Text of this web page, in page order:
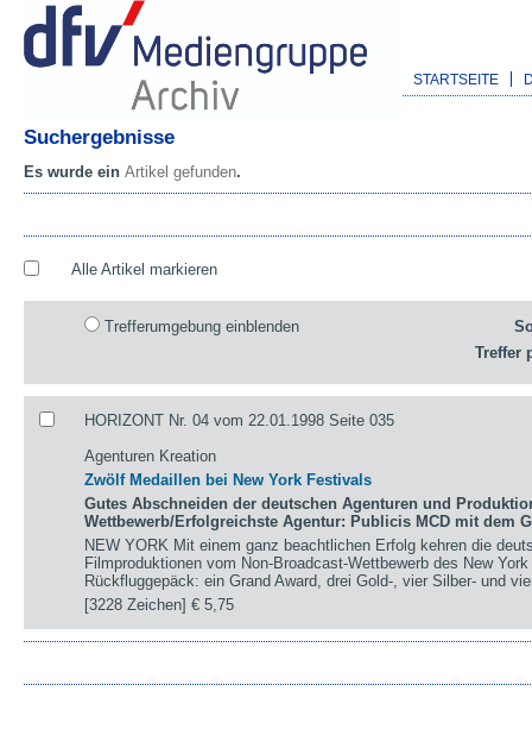
STARTSEITE
Suchergebnisse
Es wurde ein Artikel gefunden.
Alle Artikel markieren
Trefferumgebung einblenden
Treffer
HORIZONT Nr. 04 vom 22.01.1998 Seite 035
Agenturen Kreation
Zwölf Medaillen bei New York Festivals
Gutes Abschneiden der deutschen Agenturen und
Wettbewerb/Erfolgreichste Agentur: Publicis MCD mit dem
NEW YORK Mit einem ganz beachtlichen Erfolg kehren die
Filmproduktionen vom Non-Broadcast-Wettbewerb des New
Rückfluggepäck: ein Grand Award, drei Gold-, vier Silber- und
[3228 Zeichen]€ 5,75